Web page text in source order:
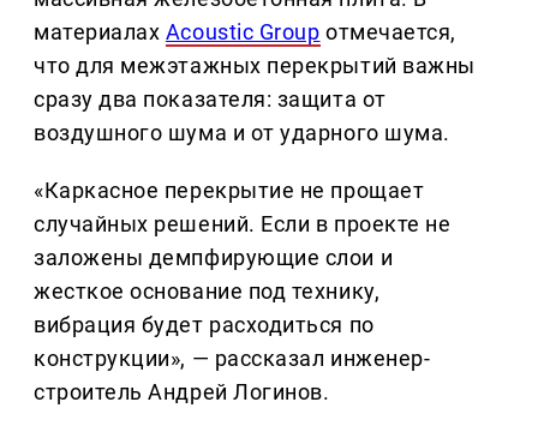
материалах Acoustic Group отмечается,
что для межэтажных перекрытий важны
сразу два показателя: защита от
воздушного шума и от ударного шума.
«Каркасное перекрытие не прощает
случайных решений. Если в проекте не
заложены демпфирующие слои и
жесткое основание под технику,
вибрация будет расходиться по
конструкции», — рассказал инженер-
строитель Андрей Логинов.